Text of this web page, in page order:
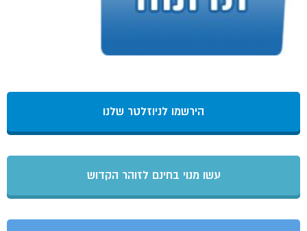
הירשמו לניוזלטר שלנו
עשו מנוי בחינם לזוהר הקדוש